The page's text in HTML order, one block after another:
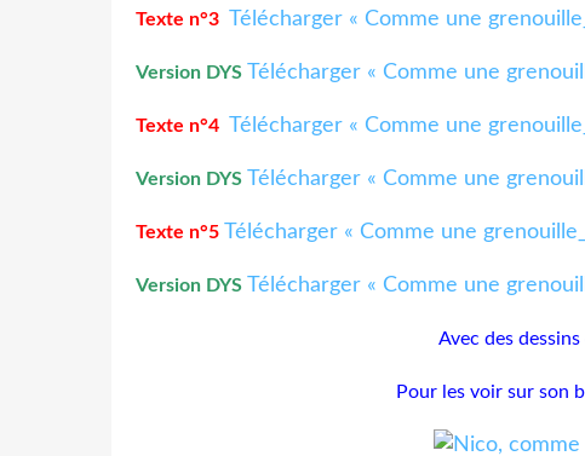
Texte n°3 Télécharger « Comme une
Version DYS Télécharger « Comme une
Texte n°4 Télécharger « Comme une
Version DYS Télécharger « Comme une
Texte n°5 Télécharger « Comme une
Version DYS Télécharger « Comme une
Avec des
Pour les voir sur son